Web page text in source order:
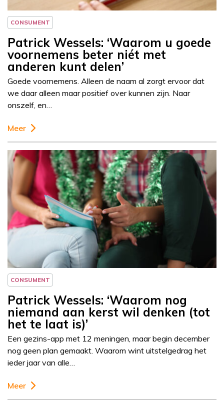
CONSUMENT
Patrick Wessels: ‘Waarom u goede
voornemens beter niét met
anderen kunt delen’
Goede voornemens. Alleen de naam al zorgt ervoor dat
we daar alleen maar positief over kunnen zijn. Naar
onszelf, en…
Meer
Column
Patrick Wessels
CONSUMENT
Patrick Wessels: ‘Waarom nog
niemand aan kerst wil denken (tot
het te laat is)’
Een gezins-app met 12 meningen, maar begin december
nog geen plan gemaakt. Waarom wint uitstelgedrag het
ieder jaar van alle…
Meer